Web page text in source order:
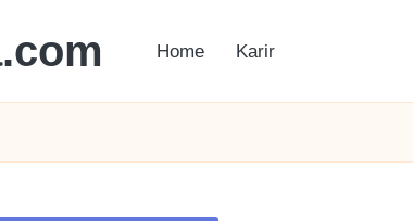
Home Karir